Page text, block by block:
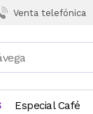
Venta telefónica
Especial Café